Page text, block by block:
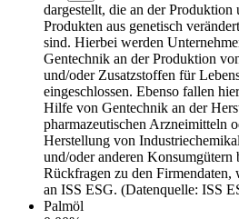
dargestellt, die an der Produktion
Produkten aus genetisch
sind. Hierbei werden
Gentechnik an der Produktion
und/oder Zusatzstoffen für
eingeschlossen. Ebenso fallen
Hilfe von Gentechnik an der
pharmazeutischen Arzneimitteln
Herstellung von
und/oder anderen Konsumgütern
Rückfragen zu den Firmendaten,
an ISS ESG. (Datenquelle: ISS
Palmöl